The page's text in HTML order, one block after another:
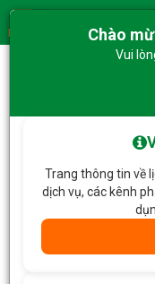
Menu Chào
Vui
Trang thông tin về
dịch vụ, các kênh